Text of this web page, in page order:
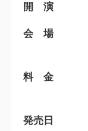
開 演
会 場
料 金
発売日